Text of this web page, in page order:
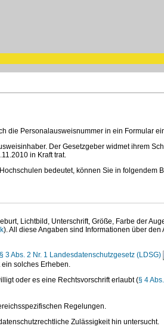
die Personalausweisnummer in ein Formular
Der Gesetzgeber widmet ihrem
in Kraft trat.
bedeutet, können Sie in folgendem
Lichtbild, Unterschrift, Größe, Farbe der
). All diese Angaben sind Informationen über den
§ 3 Abs. 2 Nr. 1 Landesdatenschutzgesetz (LDSG)
solches Erheben.
oder es eine Rechtsvorschrift erlaubt (§ 4
Regelungen.
Zulässigkeit hin untersucht.